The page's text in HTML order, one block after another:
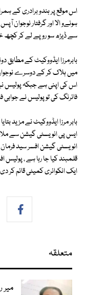
اس موقع پر ہندو برادری کے
ہونےو الا اور گرفتار نوجوان
سے ڈیڑھ سو روپے لے کر کچھ
بابرمرزا ایڈووکیٹ کے مطابق
میں ہلاک کر کے دوسرے نوجوان
اس کی اپنی ہے جبکہ پولیس
فائرنگ کی تو پولیس نے جوابی
بابر مرزا ایڈووکیٹ نے مزید
ایس پی انویسٹی گیشن سے
انویسٹی گیشن افسر سید
قلمبند کیا جا رہا ہے ،
ایک انکوائری کمیٹی قائم کر
متعلقہ